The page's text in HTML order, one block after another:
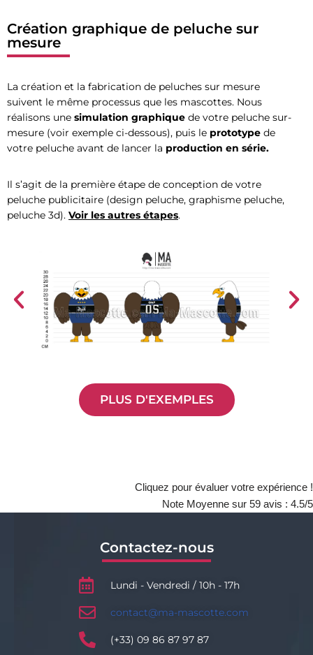
Création graphique de peluche sur
mesure
La création et la fabrication de peluches sur mesure
suivent le même processus que les mascottes. Nous
réalisons une simulation graphique de votre peluche sur-
mesure (voir exemple ci-dessous), puis le prototype de
votre peluche avant de lancer la production en série.
Il s’agit de la première étape de conception de votre
peluche publicitaire (design peluche, graphisme peluche,
peluche 3d). Voir les autres étapes.
PLUS D'EXEMPLES
Cliquez pour évaluer votre expérience !
Note Moyenne sur 59 avis : 4.5/5
Contactez-nous
Lundi - Vendredi / 10h - 17h
contact@ma-mascotte.com
(+33) 09 86 87 97 87